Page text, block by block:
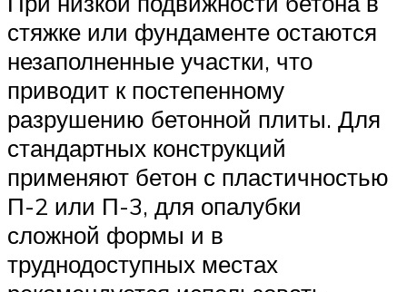
стяжке или фундаменте остаются
незаполненные участки, что
приводит к постепенному
разрушению бетонной плиты. Для
стандартных конструкций
применяют бетон с пластичностью
П-2 или П-3, для опалубки
сложной формы и в
труднодоступных местах